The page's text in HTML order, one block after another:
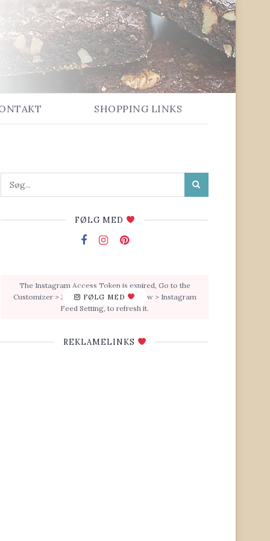
SHOPPING LINKS
FØLG MED
FØLG MED
The Instagram Access Token is expired, Go to the
Customizer > JNews : Social, Like & View > Instagram
Feed Setting, to refresh it.
REKLAMELINKS